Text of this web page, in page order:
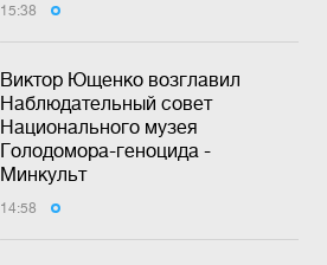
15:38
Виктор Ющенко возглавил
Наблюдательный совет
Национального музея
Голодомора-геноцида -
Минкульт
14:58